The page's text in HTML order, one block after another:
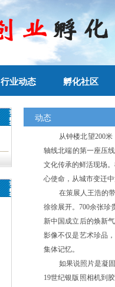
行业动态 孵化社区
动态
从钟楼北望200
轴线北端的第一座压
文化传承的鲜活现场
心使命，从城市变迁
在策展人王浩的
徐徐展开。700余张珍
新中国成立后的焕新
影像不仅是艺术珍品
集体记忆。
如果说照片是凝
19世纪银版照相机到